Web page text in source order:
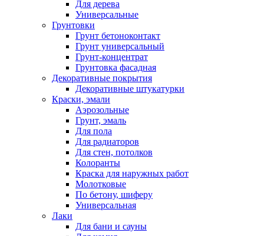
Для дерева
Универсальные
Грунтовки
Грунт бетоноконтакт
Грунт универсальный
Грунт-концентрат
Грунтовка фасадная
Декоративные покрытия
Декоративные штукатурки
Краски, эмали
Аэрозольные
Грунт, эмаль
Для пола
Для радиаторов
Для стен, потолков
Колоранты
Краска для наружных работ
Молотковые
По бетону, шиферу
Универсальная
Лаки
Для бани и сауны